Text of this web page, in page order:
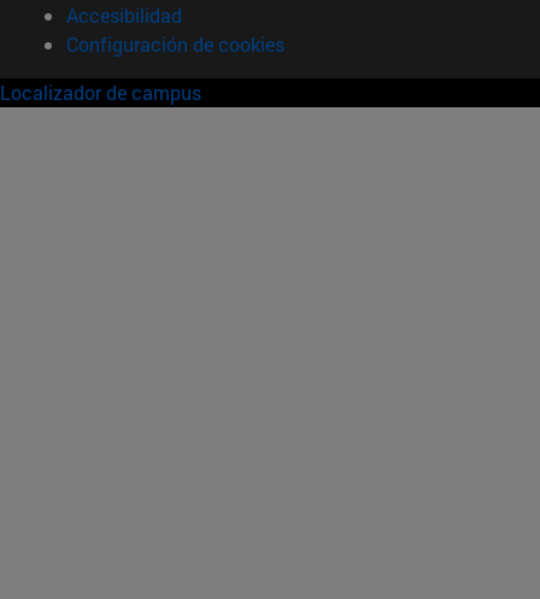
Accesibilidad
Configuración de cookies
Localizador de campus